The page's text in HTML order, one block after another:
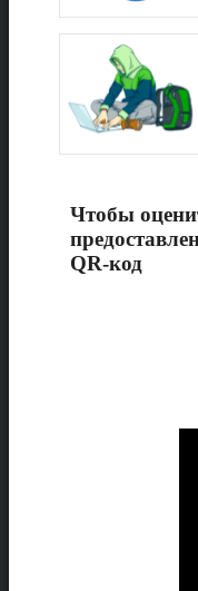
Чтобы
QR-код